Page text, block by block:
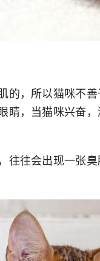
的，所以猫咪不
睛，当猫咪兴奋
往往会出现一张